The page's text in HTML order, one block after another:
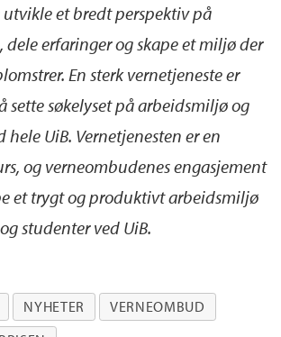
et bredt perspektiv på
dele erfaringer og skape et miljø der
En sterk vernetjeneste er
sette søkelyset på arbeidsmiljø og
hele UiB. Vernetjenesten er en
og verneombudenes engasjement
et trygt og produktivt arbeidsmiljø
studenter ved UiB.
NYHETER
VERNEOMBUD